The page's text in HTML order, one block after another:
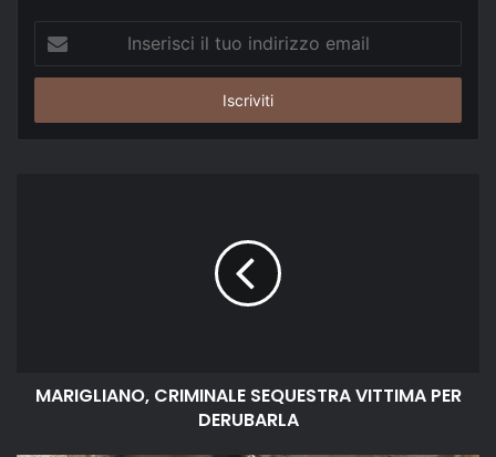
tuo
email
MARIGLIANO, CRIMINALE SEQUESTRA VITTIMA PER
DERUBARLA